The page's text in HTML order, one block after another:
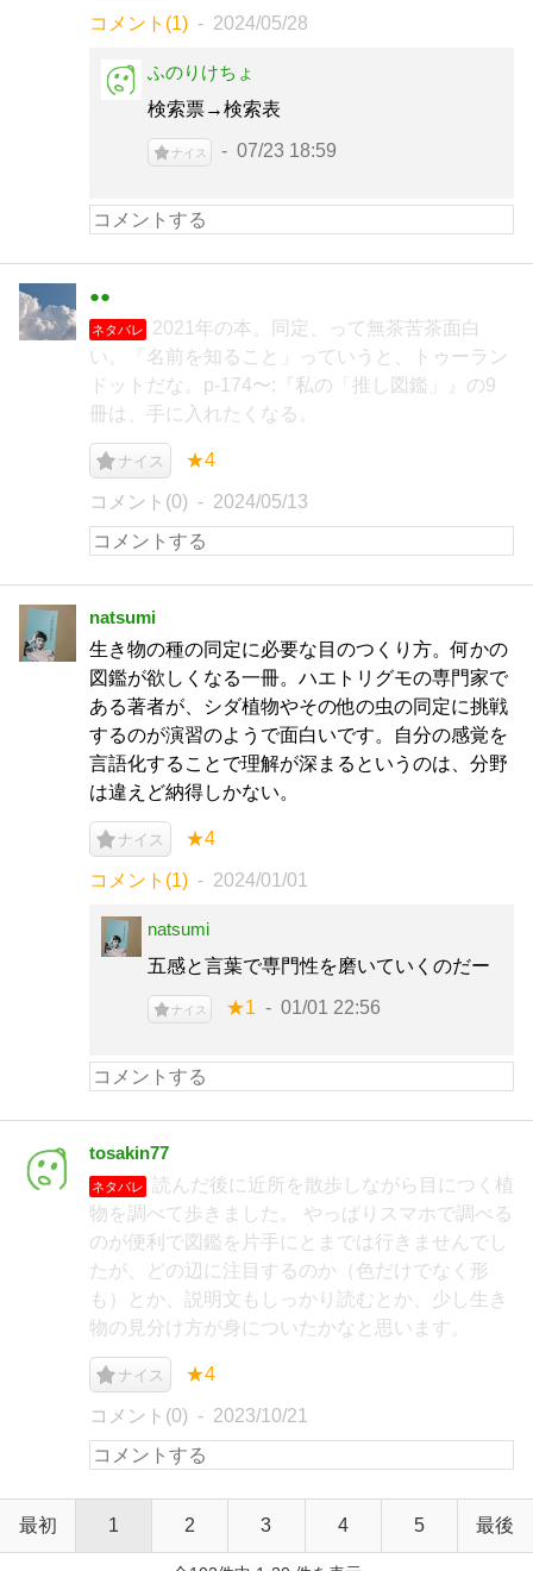
コメント(1) 2024/05/28
ふのりけちょ
検索票→検索表
ナイス 07/23 18:59
●●
ネタバレ
2021年の本。同定、って無茶苦茶面白
い。「名前を知ること」っていうと、トゥーラン
ドットだな。p-174〜:『私の「推し図鑑」』の9
冊は、手に入れたくなる。
ナイス ★4
コメント(0) 2024/05/13
natsumi
生き物の種の同定に必要な目のつくり方。何かの
図鑑が欲しくなる一冊。ハエトリグモの専門家で
ある著者が、シダ植物やその他の虫の同定に挑戦
するのが演習のようで面白いです。自分の感覚を
言語化することで理解が深まるというのは、分野
は違えど納得しかない。
ナイス ★4
コメント(1) 2024/01/01
natsumi
五感と言葉で専門性を磨いていくのだー
ナイス ★1 01/01 22:56
tosakin77
ネタバレ
読んだ後に近所を散歩しながら目につく植
物を調べて歩きました。 やっぱりスマホで調べる
のが便利で図鑑を片手にとまでは行きませんでし
たが、どの辺に注目するのか（色だけでなく形
も）とか、説明文もしっかり読むとか、少し生き
物の見分け方が身についたかなと思います。
ナイス ★4
コメント(0) 2023/10/21
最初 1 2 3 4 5 最後